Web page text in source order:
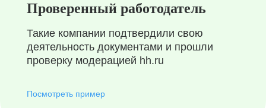
Проверенный работодатель
Такие компании подтвердили свою
деятельность документами и прошли
проверку модерацией hh.ru
Посмотреть пример